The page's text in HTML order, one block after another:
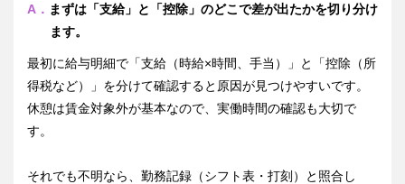
A． まずは「支給」と「控除」のどこで差が出たかを切り分け
ます。
最初に給与明細で「支給（時給×時間、手当）」と「控除（所
得税など）」を分けて確認すると原因が見つけやすいです。
休憩は賃金対象外が基本なので、実働時間の確認も大切で
す。
それでも不明なら、勤務記録（シフト表・打刻）と照合し